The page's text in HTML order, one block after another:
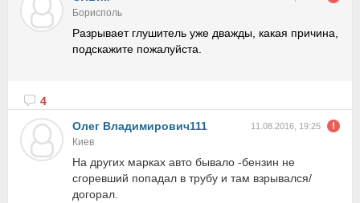
Борисполь
Разрывает глушитель уже дважды, какая причина,
подскажите пожалуйста.
4
Олег Владимирович111
11.08.2016, 19:25
Киев
На других марках авто бывало -бензин не
сгоревший попадал в трубу и там взрывался/
догорал.